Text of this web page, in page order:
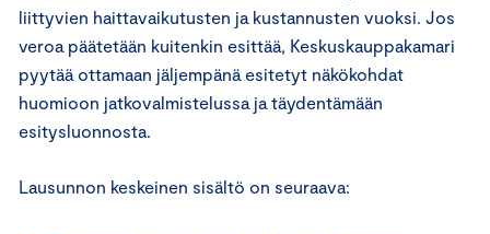
liittyvien haittavaikutusten ja kustannusten vuoksi. Jos
veroa päätetään kuitenkin esittää, Keskuskauppakamari
pyytää ottamaan jäljempänä esitetyt näkökohdat
huomioon jatkovalmistelussa ja täydentämään
esitysluonnosta.
Lausunnon keskeinen sisältö on seuraava: